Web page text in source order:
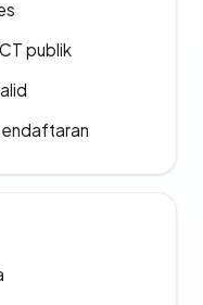
publik